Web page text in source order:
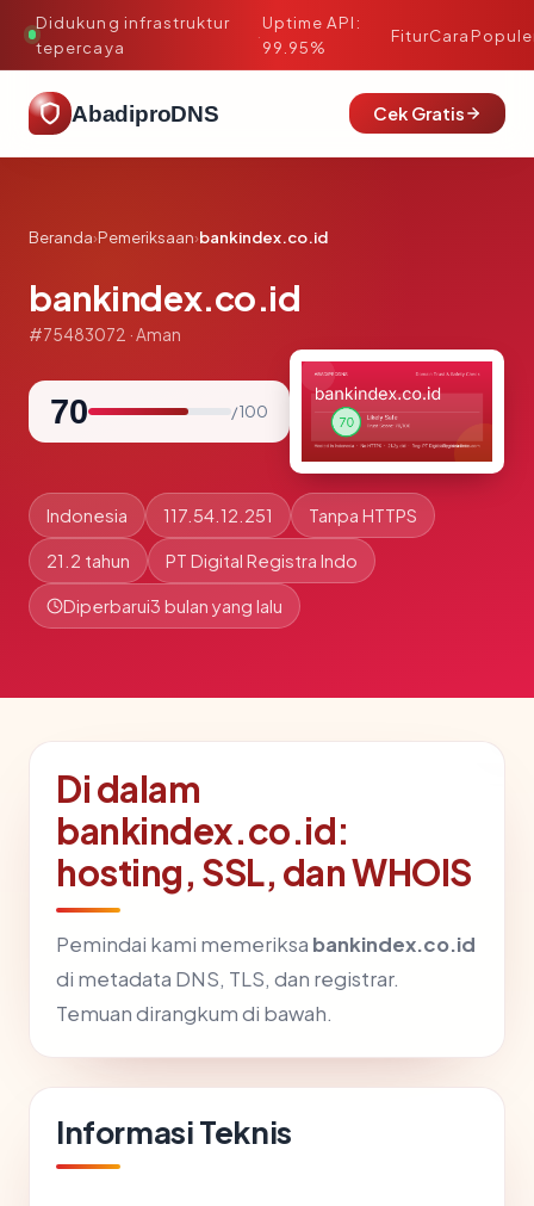
Didukung infrastruktur
tepercaya
·
Uptime API:
99.95%
FiturCara
AbadiproDNS Cek Gratis
Beranda›Pemeriksaan›bankindex.co.id
bankindex.co.id
#75483072 · Aman
70 / 100
Indonesia 117.54.12.251 Tanpa HTTPS
21.2 tahun PT Digital Registra Indo
Diperbarui3 bulan yang lalu
Di dalam
bankindex.co.id:
hosting, SSL, dan WHOIS
Pemindai kami memeriksa bankindex.co.id
di metadata DNS, TLS, dan registrar.
Temuan dirangkum di bawah.
Informasi Teknis